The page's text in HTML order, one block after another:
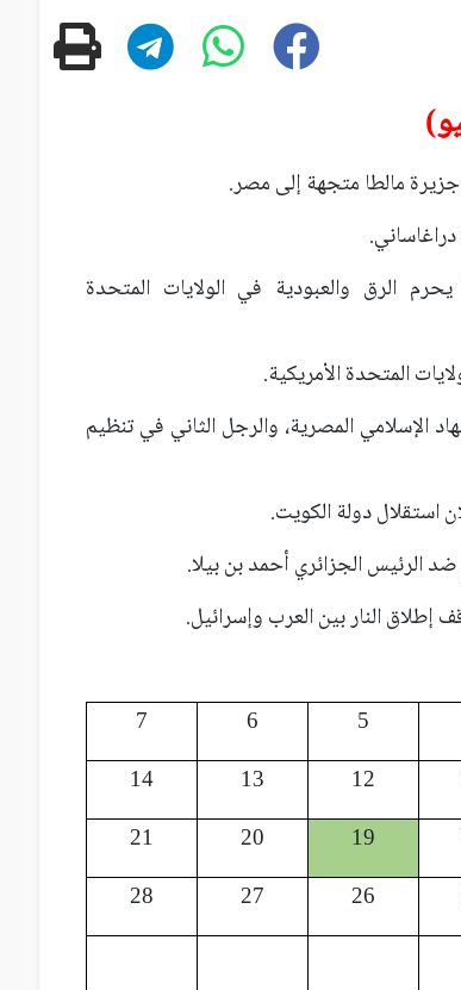
يحرم الرق والعبودية في الولايات المتحدة
الإسلامي المصرية، والرجل الثاني في تنظيم
5
6
7
12
13
14
19
20
21
26
27
28